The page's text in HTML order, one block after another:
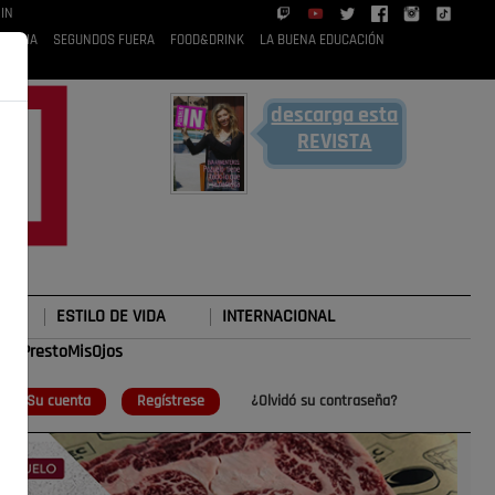
RUBIA
SEGUNDOS FUERA FOOD&DRINK LA BUENA EDUCACIÓN
descarga esta
REVISTA
ESTILO DE VIDA INTERNACIONAL
Su cuenta Regístrese ¿Olvidó su contraseña?